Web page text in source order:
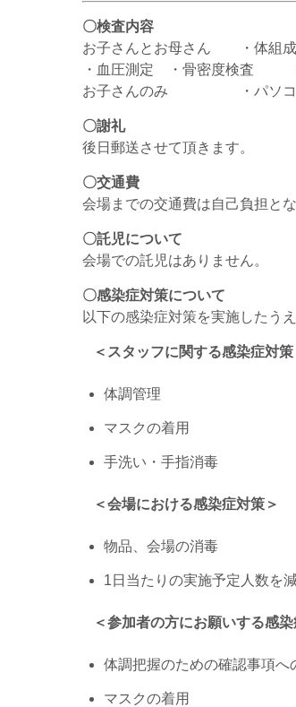
〇検査内容
お子さんとお母さん ・体組
・血圧測定 ・骨密度検査
お子さんのみ ・パソコン
〇謝礼
後日郵送させて頂きます。
〇交通費
会場までの交通費は自己負担と
〇託児について
会場での託児はありません。
〇感染症対策について
以下の感染症対策を実施したう
＜スタッフに関する感染症対策
体調管理
マスクの着用
手洗い・手指消毒
＜会場における感染症対策＞
物品、会場の消毒
1日当たりの実施予定人数を
＜参加者の方にお願いする感染
体調把握のための確認事項へ
マスクの着用